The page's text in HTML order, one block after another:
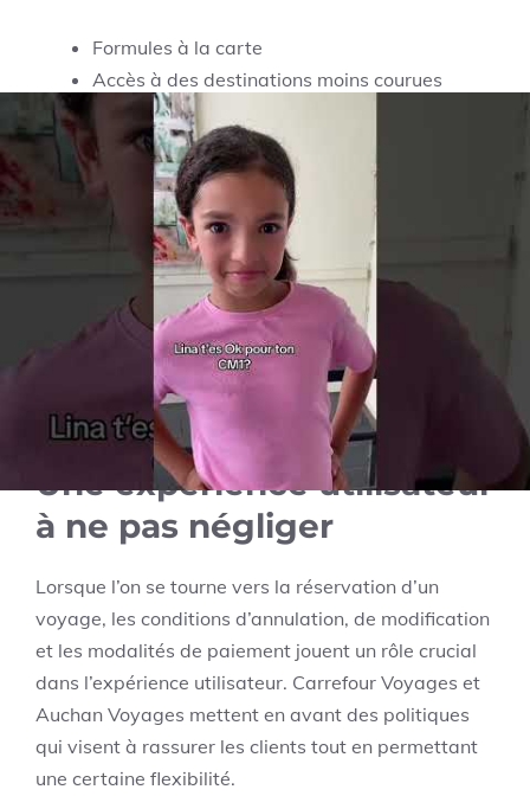
Formules à la carte
Accès à des destinations moins courues
Possibilité de réserver uniquement les vols ou
l’hébergement
Cette diversité permet aux clients de choisir
l’expérience qui correspond réellement à leurs
attentes. En fin de compte, le choix se résume à la
nature des vacances souhaitées : un voyage
organisé sans stress ou une aventure à la carte.
Les conditions et
modalités de réservation :
Une expérience utilisateur
à ne pas négliger
Lorsque l’on se tourne vers la réservation d’un
voyage, les conditions d’annulation, de modification
et les modalités de paiement jouent un rôle crucial
dans l’expérience utilisateur. Carrefour Voyages et
Auchan Voyages mettent en avant des politiques
qui visent à rassurer les clients tout en permettant
une certaine flexibilité.